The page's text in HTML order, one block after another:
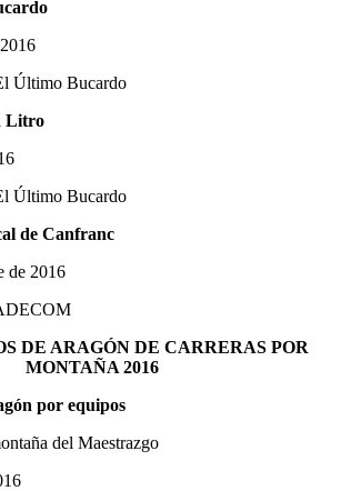
Último Bucardo
Litro
Último Bucardo
de Canfranc
de 2016
DE ARAGÓN DE CARRERAS POR
MONTAÑA 2016
por equipos
del Maestrazgo